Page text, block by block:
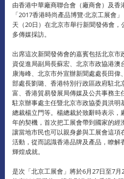
由香港中華廠商聯合會（廠商會）及香
「2017香港時尚產品博覽‧北京工展會
天（20日）在北京市舉行新聞發佈會
多傳媒採訪。
出席這次新聞發佈會的嘉賓包括北京市
資促進局副局長蘇宏、北京市政協港
康海峰、北京市外宣辦新聞處處長田
部處長劉璐、香港特別行政區政府駐北
富、香港貿易發展局傳媒及公共事務主
駐京辦事處主任暨北京市政協委員洪明
總裁楊立門等。楊總裁於致辭時表示，
年的契機，首次把工展會帶到國家的經
讓當地市民也可以親身參與工展會這項
活動，從而認識香港品牌及產品，瞭解
輝煌成就。
是次「北京工展會」將於6月27日至7月